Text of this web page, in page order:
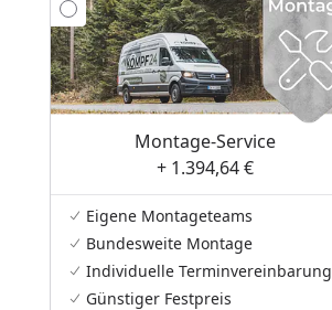
Montage-Service
+ 1.394,64 €
Eigene Montageteams
Bundesweite Montage
Individuelle Terminvereinbarung
Günstiger Festpreis